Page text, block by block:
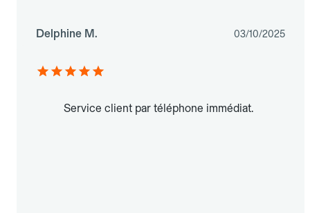
Delphine M. 03/10/2025
Service client par téléphone immédiat.